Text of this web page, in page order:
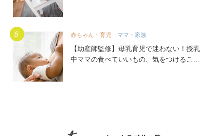
赤ちゃん・育児 ママ・家族
【助産師監修】母乳育児で迷わない！授乳
中ママの食べていいもの、気をつけること